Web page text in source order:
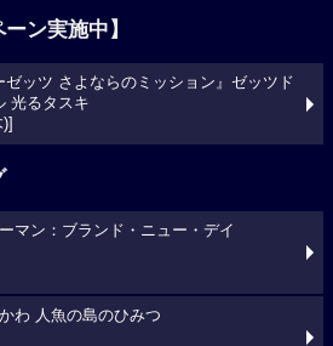
ン実施中】
ゼッツ さよならのミッション』ゼッツド
光るタスキ
マン：ブランド・ニュー・デイ
わ 人魚の島のひみつ